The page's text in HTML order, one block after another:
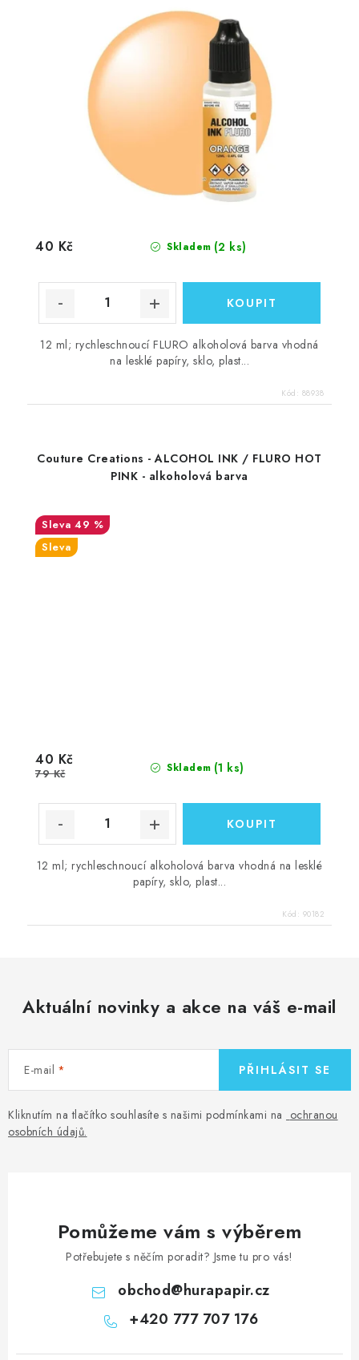
Skladem (2 ks)
40 Kč
12 ml; rychleschnoucí FLURO alkoholová barva vhodná
na lesklé papíry, sklo, plast...
Kód: 88938
Couture Creations - ALCOHOL INK / FLURO HOT
PINK - alkoholová barva
49 %
Sleva
Skladem (1 ks)
40 Kč
79 Kč
12 ml; rychleschnoucí alkoholová barva vhodná na lesklé
papíry, sklo, plast...
Kód: 90182
Aktuální novinky a akce na váš e-mail
E-mail
Kliknutím na tlačítko souhlasíte s našimi podmínkami na ochranou
osobních údajů.
PŘIHLÁSIT SE
Pomůžeme vám s výběrem
Potřebujete s něčím poradit? Jsme tu pro vás!
obchod@hurapapir.cz
+420 777 707 176